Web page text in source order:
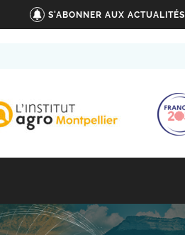
S'ABONNER AUX ACTUALITÉS